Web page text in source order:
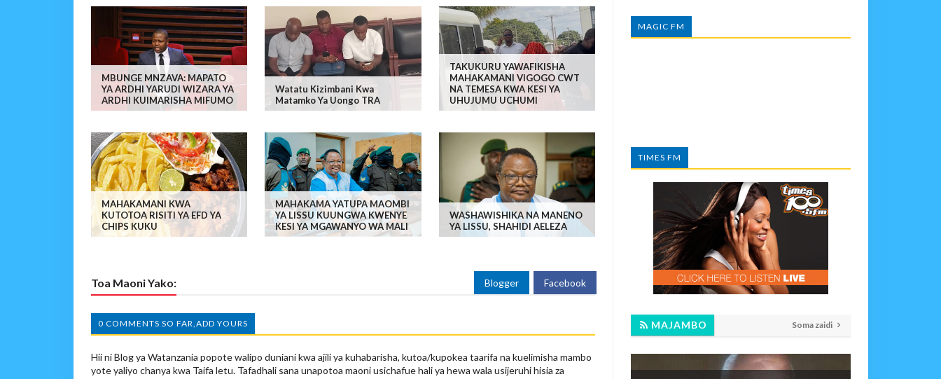
MBUNGE MNZAVA: MAPATO
YA ARDHI YARUDI WIZARA YA
ARDHI KUIMARISHA MIFUMO
Watatu Kizimbani Kwa
Matamko Ya Uongo TRA
TAKUKURU YAWAFIKISHA
MAHAKAMANI VIGOGO CWT
NA TEMESA KWA KESI YA
UHUJUMU UCHUMI
MAHAKAMANI KWA
KUTOTOA RISITI YA EFD YA
CHIPS KUKU
MAHAKAMA YATUPA MAOMBI
YA LISSU KUUNGWA KWENYE
KESI YA MGAWANYO WA MALI
WASHAWISHIKA NA MANENO
YA LISSU, SHAHIDI AELEZA
Toa Maoni Yako: Blogger Facebook
0 COMMENTS SO FAR,ADD YOURS
Hii ni Blog ya Watanzania popote walipo duniani kwa ajili ya kuhabarisha, kutoa/kupokea taarifa na kuelimisha mambo
yote yaliyo chanya kwa Taifa letu. Tafadhali sana unapotoa maoni usichafue hali ya hewa wala usijeruhi hisia za
MAGIC FM
TIMES FM
MAJAMBO Soma zaidi